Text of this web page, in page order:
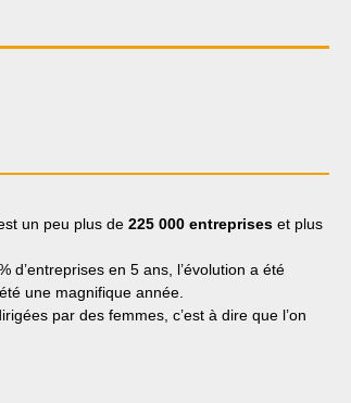
un peu plus de 225 000 entreprises et plus
d’entreprises en 5 ans, l’évolution a été
une magnifique année.
par des femmes, c’est à dire que l’on